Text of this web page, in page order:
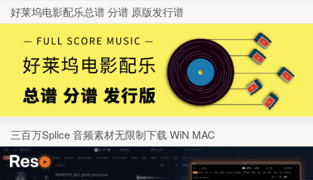
好莱坞电影配乐总谱 分谱 原版发行谱
三百万Splice 音频素材无限制下载 WiN MAC